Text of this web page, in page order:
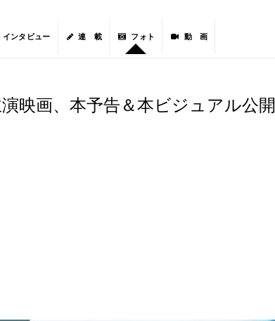
インタビュー 連 載 フォト 動 画
映画、本予告＆本ビジュアル公開